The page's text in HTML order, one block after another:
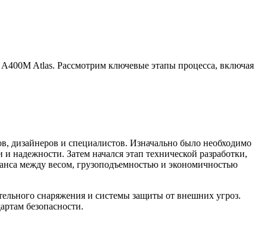
Atlas. Рассмотрим ключевые этапы процесса, включая
дизайнеров и специалистов. Изначально было необходимо
надежности. Затем начался этап технической разработки,
между весом, грузоподъемностью и экономичностью
снаряжения и системы защиты от внешних угроз.
безопасности.